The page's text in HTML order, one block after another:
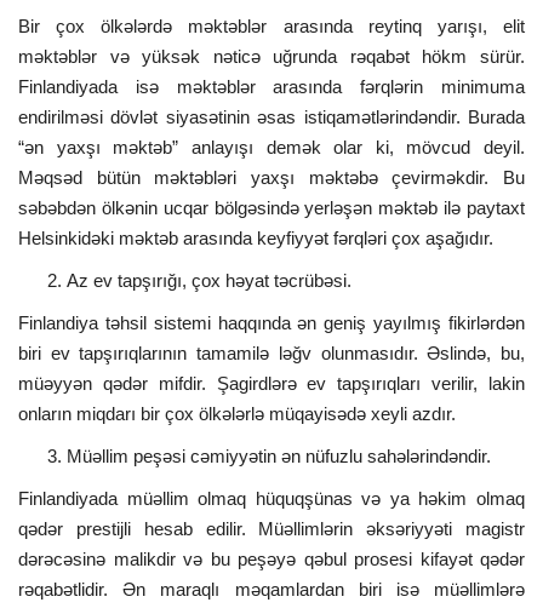
Bir çox ölkələrdə məktəblər arasında reytinq yarışı, elit
məktəblər və yüksək nəticə uğrunda rəqabət hökm sürür.
Finlandiyada isə məktəblər arasında fərqlərin minimuma
endirilməsi dövlət siyasətinin əsas istiqamətlərindəndir. Burada
“ən yaxşı məktəb” anlayışı demək olar ki, mövcud deyil.
Məqsəd bütün məktəbləri yaxşı məktəbə çevirməkdir. Bu
səbəbdən ölkənin ucqar bölgəsində yerləşən məktəb ilə paytaxt
Helsinkidəki məktəb arasında keyfiyyət fərqləri çox aşağıdır.
Az ev tapşırığı, çox həyat təcrübəsi.
Finlandiya təhsil sistemi haqqında ən geniş yayılmış fikirlərdən
biri ev tapşırıqlarının tamamilə ləğv olunmasıdır. Əslində, bu,
müəyyən qədər mifdir. Şagirdlərə ev tapşırıqları verilir, lakin
onların miqdarı bir çox ölkələrlə müqayisədə xeyli azdır.
Müəllim peşəsi cəmiyyətin ən nüfuzlu sahələrindəndir.
Finlandiyada müəllim olmaq hüquqşünas və ya həkim olmaq
qədər prestijli hesab edilir. Müəllimlərin əksəriyyəti magistr
dərəcəsinə malikdir və bu peşəyə qəbul prosesi kifayət qədər
rəqabətlidir. Ən maraqlı məqamlardan biri isə müəllimlərə